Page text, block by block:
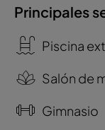
Principales
Piscina
Salón de
Gimnasio